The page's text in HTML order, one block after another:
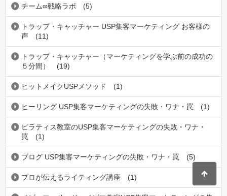
チーム∞戦略ラボ (5)
トラップ・キャッチャー USP集客マーケティング お客様の
声
(11)
トラップ・キャッチャー（マーケティングを学ぶ前の成功の
５分間）
(19)
ヒットメイクUSPメソッド (1)
ヒーリング USP集客マーケティングの失敗・ワナ・罠 (1)
ピラティス教室のUSP集客マーケティングの失敗・ワナ・
罠
(1)
ブログ USP集客マーケティングの失敗・ワナ・罠 (5)
プロが伝えるライティング講座 (1)